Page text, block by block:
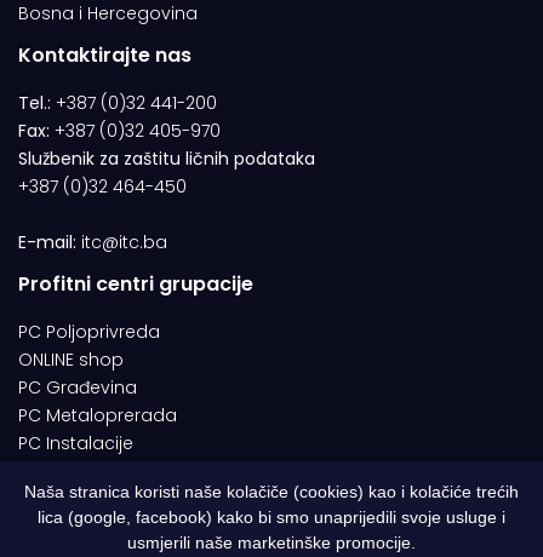
Bosna i Hercegovina
Kontaktirajte nas
Tel.: +387 (0)32 441-200
Fax: +387 (0)32 405-970
Službenik za zaštitu ličnih podataka
+387 (0)32 464-450
E-mail: itc@itc.ba
Profitni centri grupacije
PC Poljoprivreda
ONLINE shop
PC Građevina
PC Metaloprerada
PC Instalacije
© 1994-2026 | ITC d.o.o. Zenica. Sva prava pridržana | Designed by
Naša stranica koristi naše kolačiče (cookies) kao i kolačiće trećih
lica (google, facebook) kako bi smo unaprijedili svoje usluge i
usmjerili naše marketinške promocije.